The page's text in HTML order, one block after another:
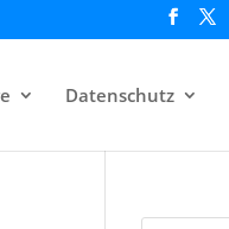
Datenschutz